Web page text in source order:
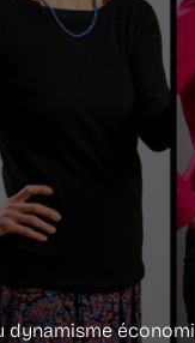
dynamisme